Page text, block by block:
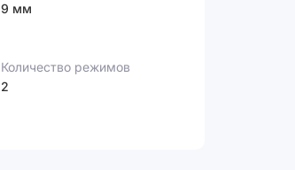
9 мм
Количество режимов
2